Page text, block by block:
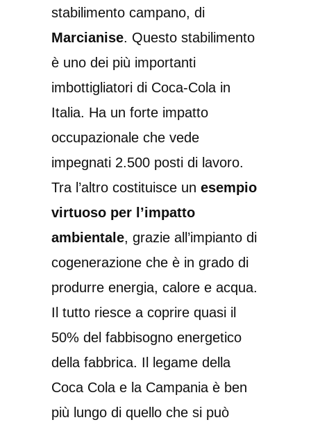
stabilimento campano, di
Marcianise. Questo stabilimento
è uno dei più importanti
imbottigliatori di Coca-Cola in
Italia. Ha un forte impatto
occupazionale che vede
impegnati 2.500 posti di lavoro.
Tra l’altro costituisce un esempio
virtuoso per l’impatto
ambientale, grazie all’impianto di
cogenerazione che è in grado di
produrre energia, calore e acqua.
Il tutto riesce a coprire quasi il
50% del fabbisogno energetico
della fabbrica. Il legame della
Coca Cola e la Campania è ben
più lungo di quello che si può